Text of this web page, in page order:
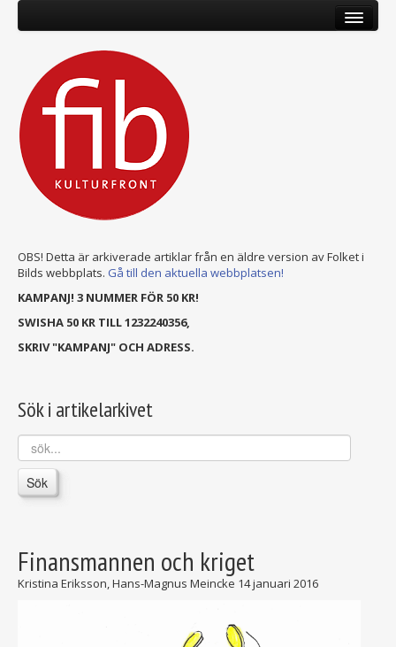
OBS! Detta är arkiverade artiklar från en äldre version av Folket i
Bilds webbplats. Gå till den aktuella webbplatsen!
KAMPANJ! 3 NUMMER FÖR 50 KR!
SWISHA 50 KR TILL 1232240356,
SKRIV "KAMPANJ" OCH ADRESS.
Sök i artikelarkivet
sök...
Sök
Finansmannen och kriget
Kristina Eriksson, Hans-Magnus Meincke 14 januari 2016